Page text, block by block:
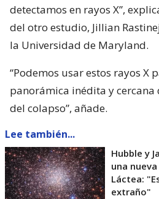
detectamos en rayos X”,
del otro estudio, Jillian
la Universidad de Maryland.
“Podemos usar estos rayos X
panorámica inédita y
del colapso”, añade.
Lee también...
Hubble y
una
Láctea:
extraño"